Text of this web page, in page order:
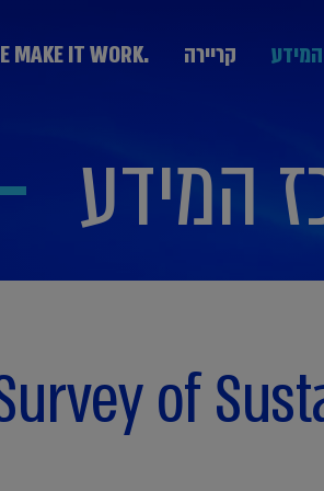
מערך היעוץ
יעוץ אסטרטגי Strategy & Change
יעוץ פיננסי Advisory Fin
יעוץ מערכות מידע IT
קריירה .WE MAKE IT WORK
המידע
of